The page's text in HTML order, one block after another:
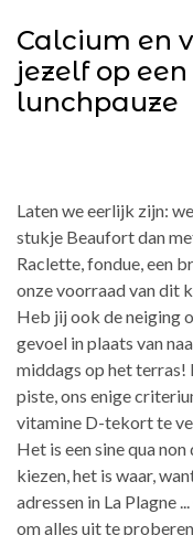
Calcium en
jezelf op
lunchpauze
Laten we eerlijk zijn:
stukje Beaufort dan
Raclette, fondue, een
onze voorraad van dit
Heb jij ook de neiging
gevoel in plaats van
middags op het terras!
piste, ons enige
vitamine D-tekort te
Het is een sine qua
kiezen, het is waar,
adressen in La Plagne
om alles uit te